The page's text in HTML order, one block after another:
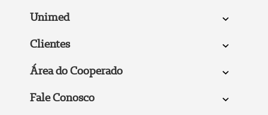
Unimed
Clientes
Área do Cooperado
Fale Conosco